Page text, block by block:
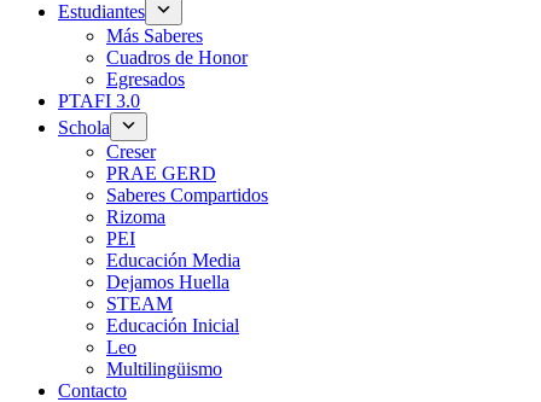
Estudiantes
Más Saberes
Cuadros de Honor
Egresados
PTAFI 3.0
Schola
Creser
PRAE GERD
Saberes Compartidos
Rizoma
PEI
Educación Media
Dejamos Huella
STEAM
Educación Inicial
Leo
Multilingüismo
Contacto